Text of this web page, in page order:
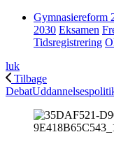
Gymnasiereform
2030 Eksamen
Tidsregistrering
luk
Tilbage
Debat